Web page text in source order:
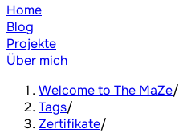
Home
Blog
Projekte
Über mich
Welcome to The MaZe/
Tags/
Zertifikate/